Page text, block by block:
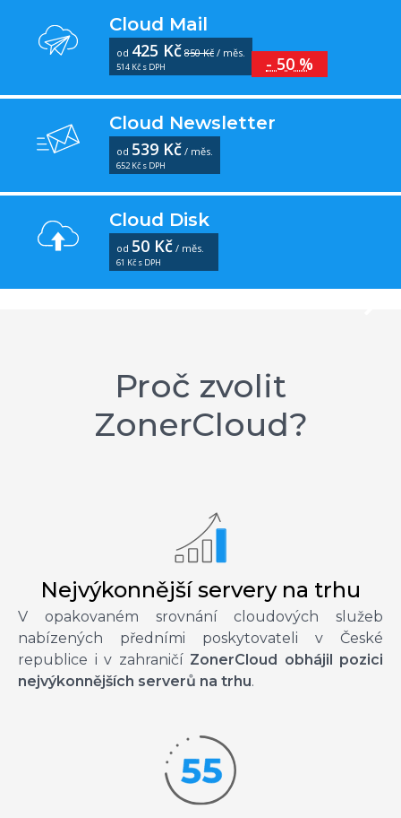
Cloud Mail
od 425 Kč 850 Kč / měs.
514 Kč s DPH - 50 %
Cloud Newsletter
od 539 Kč / měs.
652 Kč s DPH
Cloud Disk
od 50 Kč / měs.
61 Kč s DPH
Proč zvolit
ZonerCloud?
Nejvýkonnější servery na trhu
V opakovaném srovnání cloudových služeb
nabízených předními poskytovateli v České
republice i v zahraničí ZonerCloud obhájil pozici
nejvýkonnějších serverů na trhu.